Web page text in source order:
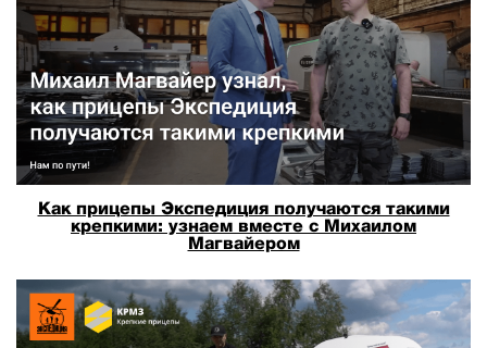
Как прицепы Экспедиция получаются такими
крепкими: узнаем вместе с Михаилом
Магвайером